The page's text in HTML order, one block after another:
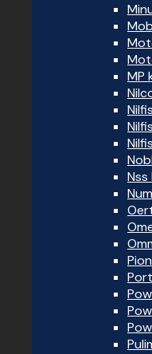
MP
Nss